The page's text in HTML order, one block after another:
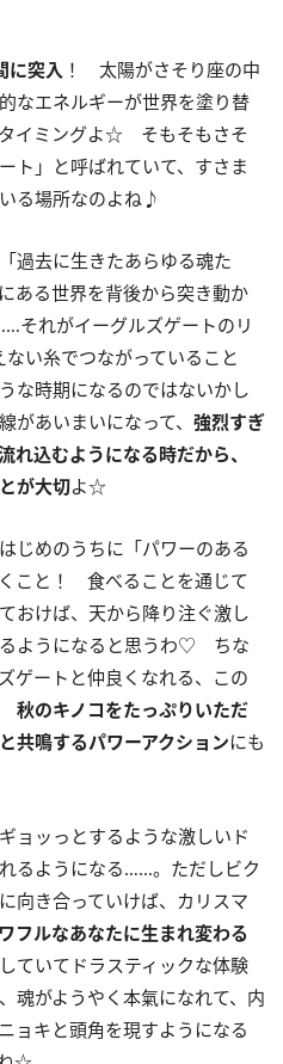
に突入 ！ 太陽がさそり座の中
なエネルギーが世界を塗り替
イミングよ☆ そもそもさそ
ト」と呼ばれていて、すさま
る場所なのよね♪
過去に生きたあらゆる魂た
ある世界を背後から突き動か
それがイーグルズゲートのリ
い糸でつながっていること
な時期になるのではないかし
あいまいになって、 強烈すぎ
れ込むようになる時だから、
が大切よ☆
じめのうちに「パワーのある
こと！ 食べることを通じて
おけば、天から降り注ぐ激し
るようになると思うわ♡ ちな
ゲートと仲良くなれる、この
秋のキノコをたっぷりいただ
共鳴するパワーアクションにも
ョッっとするような激しいド
るようになる……。ただしビク
向き合っていけば、カリスマ
フルなあなたに生まれ変わる
いてドラスティックな体験
魂がようやく本氣になれて、内
ョキと頭角を現すようになる